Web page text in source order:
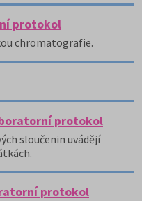
protokol
chromatografie.
protokol
sloučenin uvádějí
protokol